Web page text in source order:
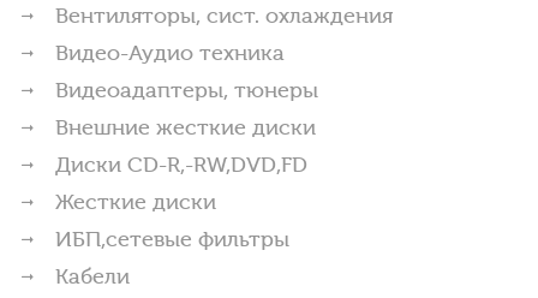
Вентиляторы, сист. охлаждения
Видео-Аудио техника
Видеоадаптеры, тюнеры
Внешние жесткие диски
Диски CD-R,-RW,DVD,FD
Жесткие диски
ИБП,сетевые фильтры
Кабели